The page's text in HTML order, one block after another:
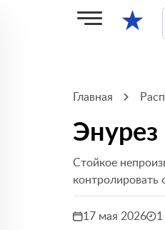
★
Главная
Энурез
Стойкое
контролировать
17 мая 2026